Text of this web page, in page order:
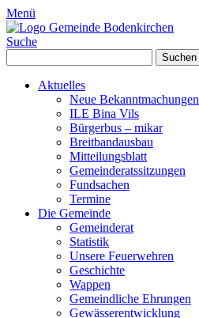
Menü
Suche
nach:
Aktuelles
Neue Bekanntmachungen
ILE Bina Vils
Bürgerbus – mikar
Breitbandausbau
Mitteilungsblatt
Gemeinderatssitzungen
Fundsachen
Termine
Die Gemeinde
Gemeinderat
Statistik
Unsere Feuerwehren
Geschichte
Wappen
Gemeindliche Ehrungen
Gewässerentwicklung